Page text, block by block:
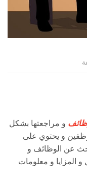
و مراجعتها بشكل
و يحتوي على
عن الوظائف و
المزايا و معلومات